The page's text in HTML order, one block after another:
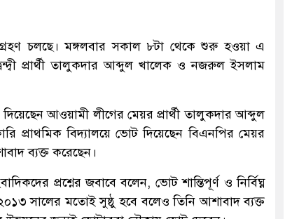
চলছে। মঙ্গলবার সকাল ৮টা থেকে শুরু হওয়া এ
প্রার্থী তালুকদার আব্দুল খালেক ও নজরুল ইসলাম
আওয়ামী লীগের মেয়র প্রার্থী তালুকদার আব্দুল
প্রাথমিক বিদ্যালয়ে ভোট দিয়েছেন বিএনপির মেয়র
ব্যক্ত করেছেন।
প্রশ্নের জবাবে বলেন, ভোট শান্তিপূর্ণ ও নির্বিঘ্ন
২০১৩ সালের মতোই সুষ্ঠু হবে বলেও তিনি আশাবাদ ব্যক্ত